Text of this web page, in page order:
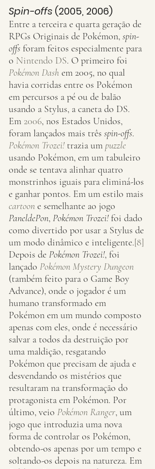
Spin-offs (2005, 2006)
Entre a terceira e quarta geração de
RPGs Originais de Pokémon, spin-
offs foram feitos especialmente para
o Nintendo DS. O primeiro foi
Pokémon Dash em 2005, no qual
havia corridas entre os Pokémon
em percursos a pé ou de balão
usando a Stylus, a caneta do DS.
Em 2006, nos Estados Unidos,
foram lançados mais três spin-offs.
Pokémon Trozei! trazia um puzzle
usando Pokémon, em um tabuleiro
onde se tentava alinhar quatro
monstrinhos iguais para eliminá-los
e ganhar pontos. Em um estilo mais
cartoon e semelhante ao jogo
PaneldePon, Pokémon Trozei! foi dado
como divertido por usar a Stylus de
um modo dinâmico e inteligente.[8]
Depois de Pokémon Trozei!, foi
lançado Pokémon Mystery Dungeon
(também feito para o Game Boy
Advance), onde o jogador é um
humano transformado em
Pokémon em um mundo composto
apenas com eles, onde é necessário
salvar a todos da destruição por
uma maldição, resgatando
Pokémon que precisam de ajuda e
desvendando os mistérios que
resultaram na transformação do
protagonista em Pokémon. Por
último, veio Pokémon Ranger, um
jogo que introduzia uma nova
forma de controlar os Pokémon,
obtendo-os apenas por um tempo e
soltando-os depois na natureza. Em